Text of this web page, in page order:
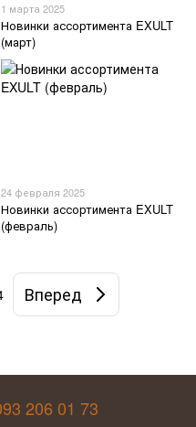
1 марта 2025
Новинки ассортимента EXULT
(март)
24 февраля 2025
Новинки ассортимента EXULT
(февраль)
Вперед
206 01 73